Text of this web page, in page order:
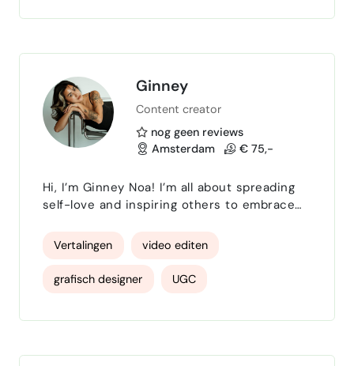
gedragsverandering weet ik taal in te zetten
gedragsverandering
vertaler Transcriberen
proeflezen
Ginney
Content creator
nog geen reviews
Amsterdam
€ 75,-
Hi, I’m Ginney Noa! I’m all about spreading
self-love and inspiring others to embrace
self-care. I blend my passion for fashion,
lifestyle, and mental wellness into content
that shows how confidence and personal
style are powerful forms of self-expression.
taking on new challenges, creating engaging
Vertalingen video editen
grafisch designer UGC